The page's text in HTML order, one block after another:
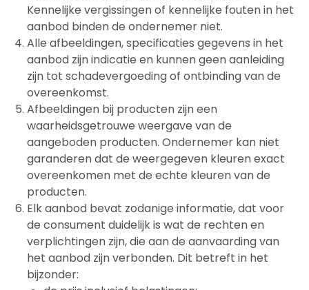
Kennelijke vergissingen of kennelijke fouten in het
aanbod binden de ondernemer niet.
Alle afbeeldingen, specificaties gegevens in het
aanbod zijn indicatie en kunnen geen aanleiding
zijn tot schadevergoeding of ontbinding van de
overeenkomst.
Afbeeldingen bij producten zijn een
waarheidsgetrouwe weergave van de
aangeboden producten. Ondernemer kan niet
garanderen dat de weergegeven kleuren exact
overeenkomen met de echte kleuren van de
producten.
Elk aanbod bevat zodanige informatie, dat voor
de consument duidelijk is wat de rechten en
verplichtingen zijn, die aan de aanvaarding van
het aanbod zijn verbonden. Dit betreft in het
bijzonder: